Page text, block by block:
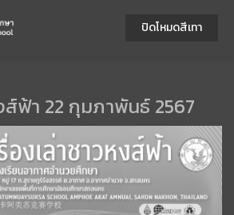
ส์ฟ้า 22 กุมภาพันธ์ 2567
ปิดโหมดสีเทา